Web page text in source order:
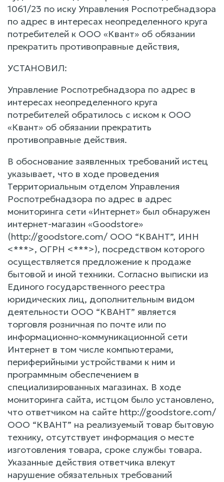
1061/23 по иску Управления Роспотребнадзора
по адрес в интересах неопределенного круга
потребителей к ООО «Квант» об обязании
прекратить противоправные действия,
УСТАНОВИЛ:
Управление Роспотребнадзора по адрес в
интересах неопределенного круга
потребителей обратилось с иском к ООО
«Квант» об обязании прекратить
противоправные действия.
В обоснование заявленных требований истец
указывает, что в ходе проведения
Территориальным отделом Управления
Роспотребнадзора по адрес в адрес
мониторинга сети «Интернет» был обнаружен
интернет-магазин «Goodstore»
(http://goodstore.com/ ООО “КВАНТ”, ИНН
<***>, ОГРН <***>), посредством которого
осуществляется предложение к продаже
бытовой и иной техники. Согласно выписки из
Единого государственного реестра
юридических лиц, дополнительным видом
деятельности ООО “КВАНТ” является
торговля розничная по почте или по
информационно-коммуникационной сети
Интернет в том числе компьютерами,
периферийными устройствами к ним и
программным обеспечением в
специализированных магазинах. В ходе
мониторинга сайта, истцом было установлено,
что ответчиком на сайте http://goodstore.com/
ООО “КВАНТ” на реализуемый товар бытовую
технику, отсутствует информация о месте
изготовления товара, сроке службы товара.
Указанные действия ответчика влекут
нарушение обязательных требований